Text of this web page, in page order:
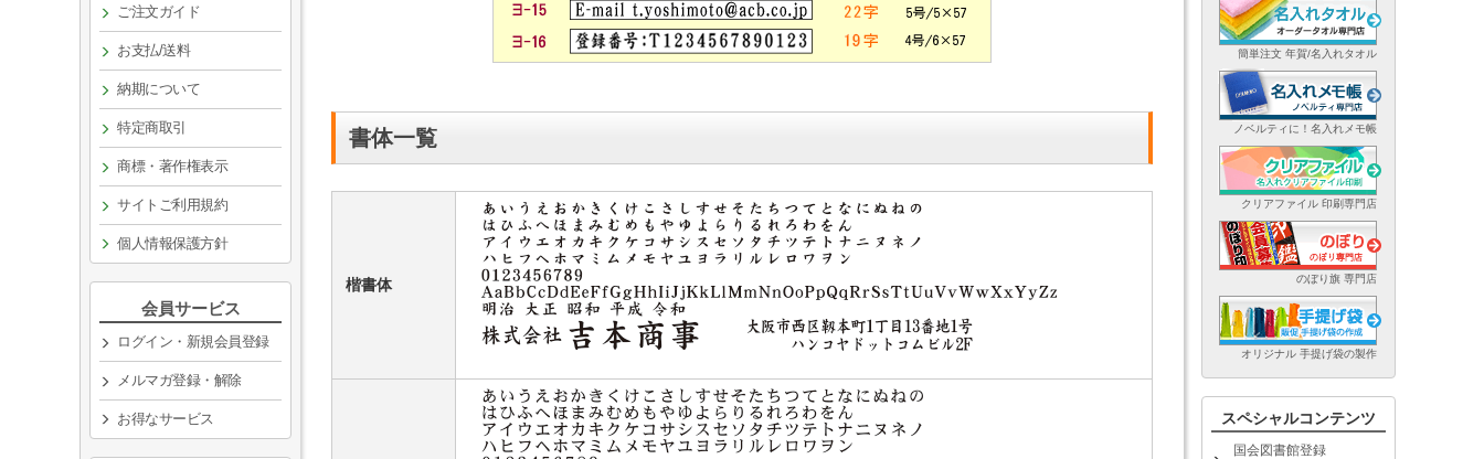
書体一覧
楷書体
ご注文ガイド
お支払/送料
納期について
特定商取引
商標・著作権表示
サイトご利用規約
個人情報保護方針
会員サービス
ログイン・新規会員登録
メルマガ登録・解除
お得なサービス
簡単注文 年賀/名入れタオル
ノベルティに！名入れメモ帳
クリアファイル 印刷専門店
のぼり旗 専門店
オリジナル 手提げ袋の製作
スペシャルコンテンツ
国会図書館登録